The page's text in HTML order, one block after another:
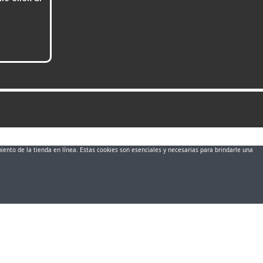
de la tienda en línea. Estas cookies son esenciales y necesarias para brindarle una